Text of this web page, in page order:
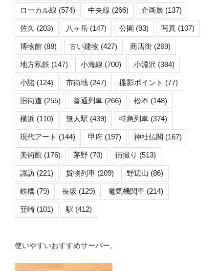
ローカル線 (574) 中央線 (266) 企画展 (137)
佐久 (203) 八ヶ岳 (147) 公園 (93) 写真 (107)
博物館 (88) 古い建物 (427) 商店街 (269)
地方私鉄 (147) 小海線 (700) 小淵沢 (384)
小諸 (124) 市街地 (247) 撮影ポイント (77)
旧街道 (255) 普通列車 (266) 松本 (148)
横浜 (110) 無人駅 (439) 特急列車 (374)
現代アート (144) 甲府 (197) 神社仏閣 (167)
美術館 (176) 茅野 (70) 街撮り (513)
諏訪 (221) 貨物列車 (209) 野辺山 (86)
鉄橋 (79) 長坂 (129) 電気機関車 (214)
韮崎 (101) 駅 (412)
使いやすいおすすめサーバー。